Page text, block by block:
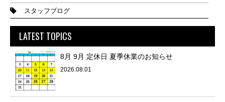
スタッフブログ
LATEST TOPICS
8月 9月 定休日 夏季休業のお知らせ
2026.08.01